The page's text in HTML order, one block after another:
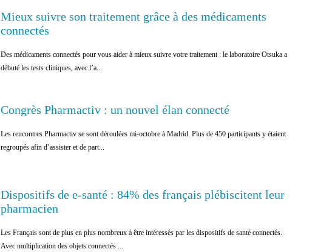
Mieux suivre son traitement grâce à des médicaments
connectés
Des médicaments connectés pour vous aider à mieux suivre votre traitement : le laboratoire Otsuka a
débuté les tests cliniques, avec l’a...
Congrès Pharmactiv : un nouvel élan connecté
Les rencontres Pharmactiv se sont déroulées mi-octobre à Madrid. Plus de 450 participants y étaient
regroupés afin d’assister et de part...
Dispositifs de e-santé : 84% des français plébiscitent leur
pharmacien
Les Français sont de plus en plus nombreux à être intéressés par les dispositifs de santé connectés.
Avec multiplication des objets connectés ...